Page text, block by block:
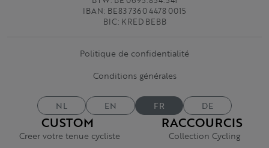
CUSTOM
Creer votre tenue cycliste
RACCOURCIS
Collection Cycling
IBAN: BE83 7360 4478 0015
BIC: KRED BEBB
Politique de confidentialité
Conditions générales
NL EN FR DE